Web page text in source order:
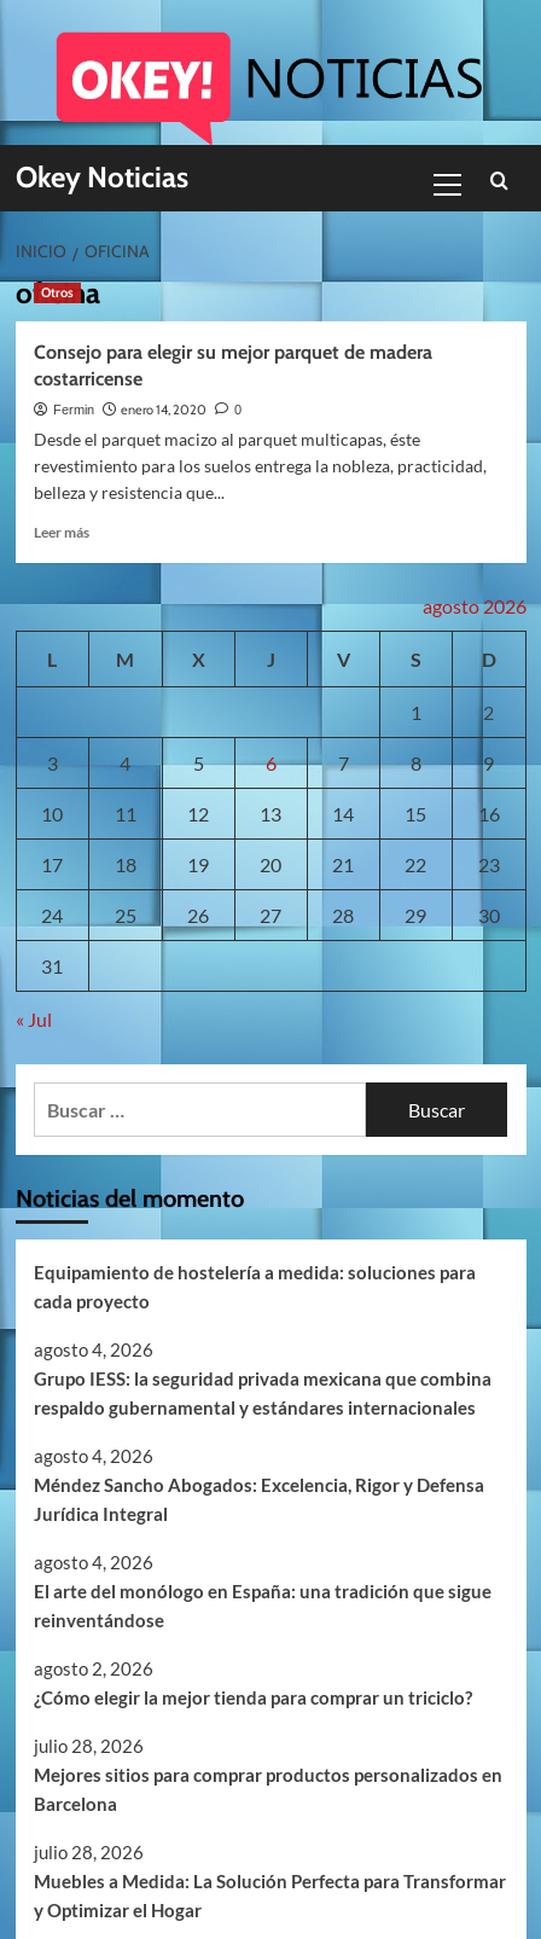
Okey Noticias
primario
INICIO OFICINA
oficina
Otros
Consejo para elegir su mejor parquet de madera
costarricense
Fermin enero 14, 2020 0
Desde el parquet macizo al parquet multicapas, éste
revestimiento para los suelos entrega la nobleza, practicidad,
belleza y resistencia que...
Leer másLeer
mejor
de
madera
agosto 2026
L M X J V S D
1 2
3 4 5 6 7 8 9
10 11 12 13 14 15 16
17 18 19 20 21 22 23
24 25 26 27 28 29 30
31
« Jul
Noticias del momento
Equipamiento de hostelería a medida: soluciones para
cada proyecto
agosto 4, 2026
Grupo IESS: la seguridad privada mexicana que combina
respaldo gubernamental y estándares internacionales
agosto 4, 2026
Méndez Sancho Abogados: Excelencia, Rigor y Defensa
Jurídica Integral
agosto 4, 2026
El arte del monólogo en España: una tradición que sigue
reinventándose
agosto 2, 2026
¿Cómo elegir la mejor tienda para comprar un triciclo?
julio 28, 2026
Mejores sitios para comprar productos personalizados en
Barcelona
julio 28, 2026
Muebles a Medida: La Solución Perfecta para Transformar
y Optimizar el Hogar